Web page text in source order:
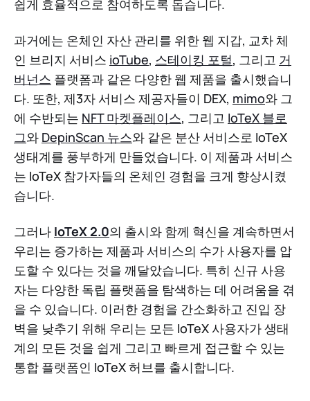
쉽게 효율적으로 참여하도록 돕습니다.
과거에는 온체인 자산 관리를 위한 웹 지갑, 교차 체
인 브리지 서비스 ioTube, 스테이킹 포털, 그리고 거
버넌스 플랫폼과 같은 다양한 웹 제품을 출시했습니
다. 또한, 제3자 서비스 제공자들이 DEX, mimo와 그
에 수반되는 NFT 마켓플레이스, 그리고 IoTeX 블로
그와 DepinScan 뉴스와 같은 분산 서비스로 IoTeX
생태계를 풍부하게 만들었습니다. 이 제품과 서비스
는 IoTeX 참가자들의 온체인 경험을 크게 향상시켰
습니다.
그러나 IoTeX 2.0의 출시와 함께 혁신을 계속하면서
우리는 증가하는 제품과 서비스의 수가 사용자를 압
도할 수 있다는 것을 깨달았습니다. 특히 신규 사용
자는 다양한 독립 플랫폼을 탐색하는 데 어려움을 겪
을 수 있습니다. 이러한 경험을 간소화하고 진입 장
벽을 낮추기 위해 우리는 모든 IoTeX 사용자가 생태
계의 모든 것을 쉽게 그리고 빠르게 접근할 수 있는
통합 플랫폼인 IoTeX 허브를 출시합니다.